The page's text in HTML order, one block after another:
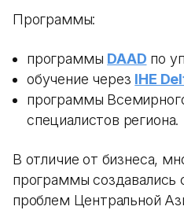
Программы:
программы DAAD по
обучение через IHE
программы
специалистов региона.
В отличие от бизнеса,
программы создавались
проблем Центральной